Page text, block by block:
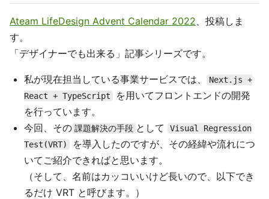
Ateam LifeDesign Advent Calendar 2022、投稿しま
す。
「デザイナーでも出来る」記事シリーズです。
私が現在担当している事業サービスでは、
Next.js +
React + TypeScript
を用いてフロントエンドの開発
を行っています。
今回、その 課題解決の手段 として
Visual Regression
Test(VRT)
を導入したのですが、その経緯や流れにつ
いてご紹介できればと思います。
（そして、名前はカッコいいけど長いので、以下でき
るだけ VRT と呼びます。）